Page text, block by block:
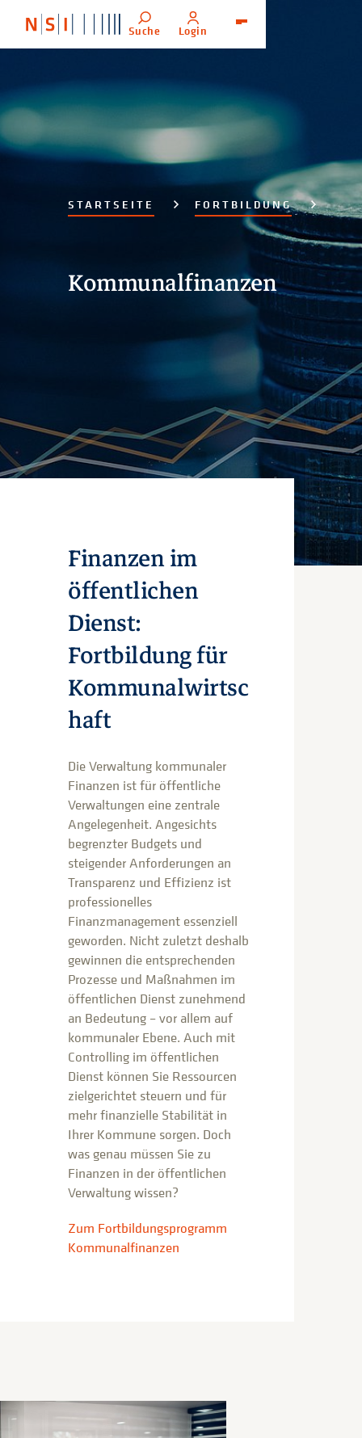
Suche Login
STARTSEITE FORTBILDUNG
Kommunalfinanzen
Finanzen im
öffentlichen
Dienst:
Fortbildung für
Kommunalwirtsc
haft
Die Verwaltung kommunaler
Finanzen ist für öffentliche
Verwaltungen eine zentrale
Angelegenheit. Angesichts
begrenzter Budgets und
steigender Anforderungen an
Transparenz und Effizienz ist
professionelles
Finanzmanagement essenziell
geworden. Nicht zuletzt deshalb
gewinnen die entsprechenden
Prozesse und Maßnahmen im
öffentlichen Dienst zunehmend
an Bedeutung – vor allem auf
kommunaler Ebene. Auch mit
Controlling im öffentlichen
Dienst können Sie Ressourcen
zielgerichtet steuern und für
mehr finanzielle Stabilität in
Ihrer Kommune sorgen. Doch
was genau müssen Sie zu
Finanzen in der öffentlichen
Verwaltung wissen?
Zum Fortbildungsprogramm
Kommunalfinanzen